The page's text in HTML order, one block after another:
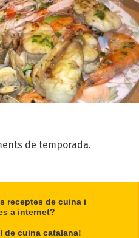
de temporada.
receptes de cuina i
a internet?
de cuina catalana!